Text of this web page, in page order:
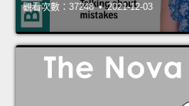
觀看次數：37248 • 2021-12-03